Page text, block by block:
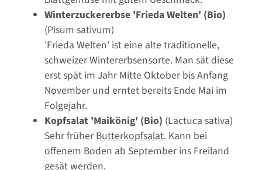
Winterzuckererbse 'Frieda Welten' (Bio)
(Pisum sativum)
'Frieda Welten' ist eine alte traditionelle,
schweizer Wintererbsensorte. Man sät diese
erst spät im Jahr Mitte Oktober bis Anfang
November und erntet bereits Ende Mai im
Folgejahr.
Kopfsalat 'Maikönig' (Bio) (Lactuca sativa)
Sehr früherButterkopfsalat. Kann bei
offenem Boden ab September ins Freiland
gesät werden.